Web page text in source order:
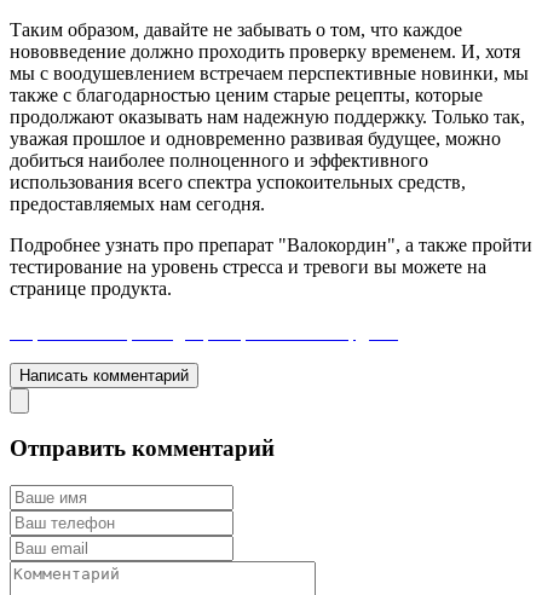
Таким образом, давайте не забывать о том, что каждое
нововведение должно проходить проверку временем. И, хотя
мы с воодушевлением встречаем перспективные новинки, мы
также с благодарностью ценим старые рецепты, которые
продолжают оказывать нам надежную поддержку. Только так,
уважая прошлое и одновременно развивая будущее, можно
добиться наиболее полноценного и эффективного
использования всего спектра успокоительных средств,
предоставляемых нам сегодня.
Подробнее узнать про препарат "Валокордин", а также пройти
тестирование на уровень стресса и тревоги вы можете на
странице продукта.
Написать комментарий
Отправить комментарий